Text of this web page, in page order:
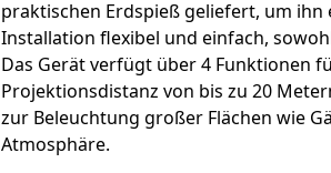
praktischen Erdspieß geliefert, um
Installation flexibel und einfach,
Das Gerät verfügt über 4 Funktionen
Projektionsdistanz von bis zu 20
zur Beleuchtung großer Flächen wie
Atmosphäre.